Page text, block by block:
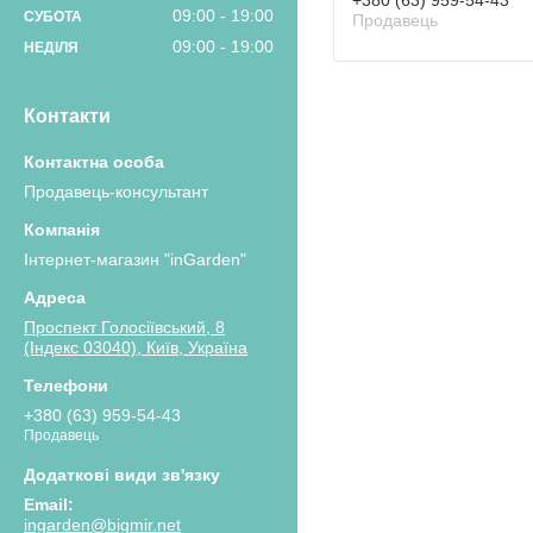
СУБОТА 09:00 19:00
НЕДІЛЯ 09:00 19:00
Контакти
Продавець-консультант
Інтернет-магазин "inGarden"
Проспект Голосіївський, 8
(Індекс 03040), Київ, Україна
+380 (63) 959-54-43
Продавець
ingarden@bigmir.net
Продавець